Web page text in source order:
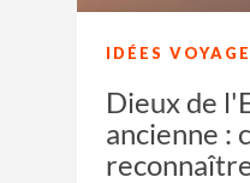
IDÉES VOYAGE
Dieux de
ancienne :